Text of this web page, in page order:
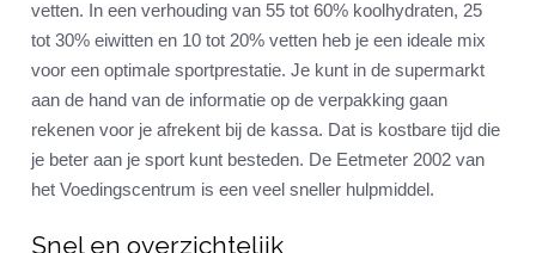
vetten. In een verhouding van 55 tot 60% koolhydraten, 25
tot 30% eiwitten en 10 tot 20% vetten heb je een ideale mix
voor een optimale sportprestatie. Je kunt in de supermarkt
aan de hand van de informatie op de verpakking gaan
rekenen voor je afrekent bij de kassa. Dat is kostbare tijd die
je beter aan je sport kunt besteden. De Eetmeter 2002 van
het Voedingscentrum is een veel sneller hulpmiddel.
Snel en overzichtelijk